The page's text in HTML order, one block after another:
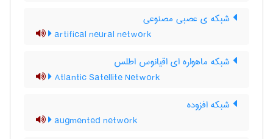
شبکه ی عصبی مصنوعی
artifical neural network
شبکه ماهواره ای اقیانوس اطلس
Atlantic Satellite Network
شبکه افزوده
augmented network